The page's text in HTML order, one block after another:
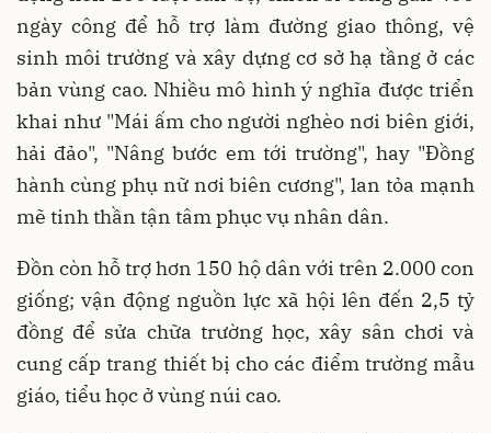
ngày công để hỗ trợ làm đường giao thông, vệ
sinh môi trường và xây dựng cơ sở hạ tầng ở các
bản vùng cao. Nhiều mô hình ý nghĩa được triển
khai như "Mái ấm cho người nghèo nơi biên giới,
hải đảo", "Nâng bước em tới trường", hay "Đồng
hành cùng phụ nữ nơi biên cương", lan tỏa mạnh
mẽ tinh thần tận tâm phục vụ nhân dân.
Đồn còn hỗ trợ hơn 150 hộ dân với trên 2.000 con
giống; vận động nguồn lực xã hội lên đến 2,5 tỷ
đồng để sửa chữa trường học, xây sân chơi và
cung cấp trang thiết bị cho các điểm trường mẫu
giáo, tiểu học ở vùng núi cao.